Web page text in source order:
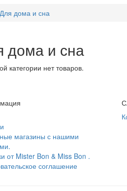
Для дома и сна
дома и сна
категории нет товаров.
магазины с нашими
от Mister Bon & Miss Bon .
соглашение